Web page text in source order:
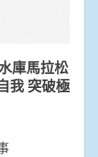
庫馬拉松
我 突破極